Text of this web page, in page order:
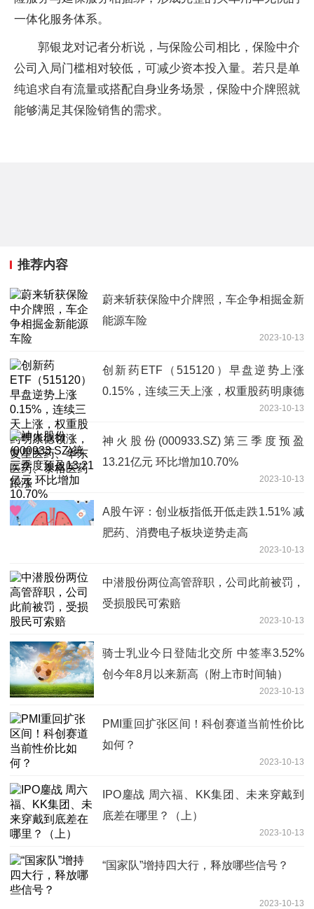
一体化服务体系。
郭银龙对记者分析说，与保险公司相比，保险中介
公司入局门槛相对较低，可减少资本投入量。若只是单
纯追求自有流量或搭配自身业务场景，保险中介牌照就
能够满足其保险销售的需求。
推荐内容
蔚来斩获保险中介牌照，车企争相掘金新
能源车险
2023-10-13
创新药ETF（515120）早盘逆势上涨
0.15%，连续三天上涨，权重股药明康德
领涨，复星医药、华东医药、泰格医药跟
涨
2023-10-13
神火股份(000933.SZ)第三季度预盈
13.21亿元 环比增加10.70%
2023-10-13
A股午评：创业板指低开低走跌1.51% 减
肥药、消费电子板块逆势走高
2023-10-13
中潜股份两位高管辞职，公司此前被罚，
受损股民可索赔
2023-10-13
骑士乳业今日登陆北交所 中签率3.52%
创今年8月以来新高（附上市时间轴）
2023-10-13
PMI重回扩张区间！科创赛道当前性价比
如何？
2023-10-13
IPO鏖战 周六福、KK集团、未来穿戴到
底差在哪里？（上）
2023-10-13
“国家队”增持四大行，释放哪些信号？
2023-10-13